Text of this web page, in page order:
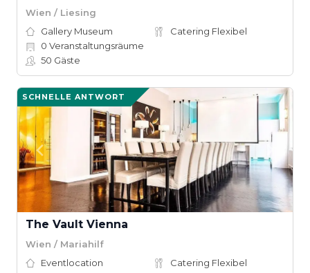
Wien / Liesing
Gallery Museum
Catering Flexibel
0 Veranstaltungsräume
50 Gäste
SCHNELLE ANTWORT
The Vault Vienna
Wien / Mariahilf
Eventlocation
Catering Flexibel